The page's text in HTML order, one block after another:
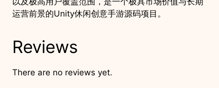
运营前景的Unity休闲创意手游源码项目。
Reviews
There are no reviews yet.